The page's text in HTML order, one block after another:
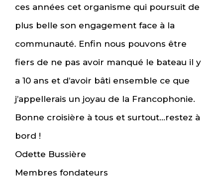
ces années cet organisme qui poursuit de
plus belle son engagement face à la
communauté. Enfin nous pouvons être
fiers de ne pas avoir manqué le bateau il y
a 10 ans et d’avoir bâti ensemble ce que
j’appellerais un joyau de la Francophonie.
Bonne croisière à tous et surtout…restez à
bord !
Odette Bussière
Membres fondateurs